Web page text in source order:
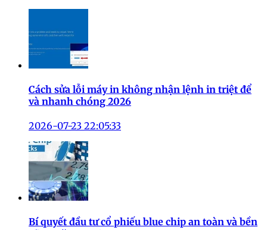
Cách sửa lỗi máy in không nhận lệnh in triệt để
và nhanh chóng 2026
2026-07-23 22:05:33
Bí quyết đầu tư cổ phiếu blue chip an toàn và bền